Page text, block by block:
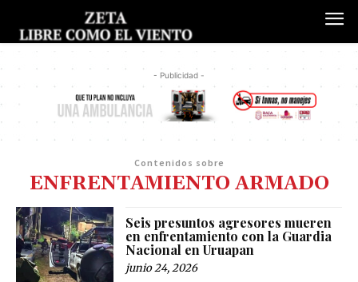
- Publicidad -
Contenidos sobre
ENFRENTAMIENTO ARMADO
Seis presuntos agresores mueren
en enfrentamiento con la Guardia
Nacional en Uruapan
junio 24, 2026